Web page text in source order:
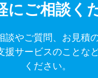
にご相談く
談やご質問、お見積
援サービスのことな
ください。